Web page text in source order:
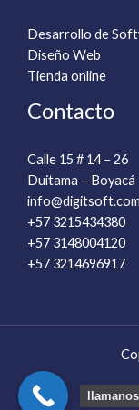
Desarrollo de
Diseño Web
Tienda online
Contacto
Calle 15 # 14 – 26
Duitama – Boyacá
+57 3215434380
+57 3148004120
+57 3214696917
llamanos